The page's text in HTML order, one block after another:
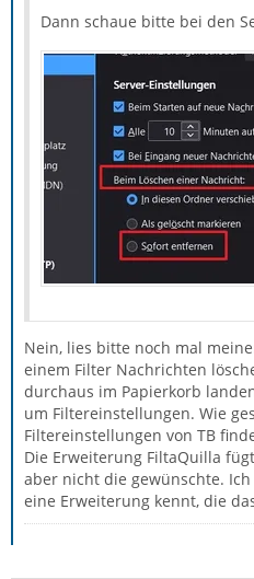
Dann schaue bitte bei den
Nein, lies bitte noch mal
einem Filter Nachrichten
durchaus im Papierkorb
um Filtereinstellungen. Wie
Filtereinstellungen von TB
Die Erweiterung FiltaQuilla
aber nicht die gewünschte.
eine Erweiterung kennt, die